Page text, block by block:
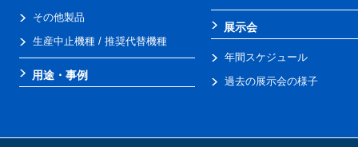
その他製品
生産中止機種 / 推奨代替機種
用途・事例
展示会
年間スケジュール
過去の展示会の様子